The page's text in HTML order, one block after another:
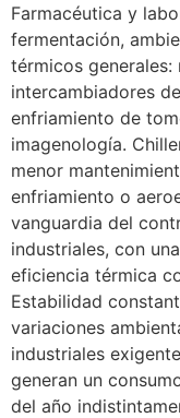
Farmacéutica y
fermentación,
térmicos generales:
intercambiadores
enfriamiento de
imagenología.
menor
enfriamiento o
vanguardia del
industriales, con
eficiencia térmica
Estabilidad
variaciones
industriales
generan un
del año